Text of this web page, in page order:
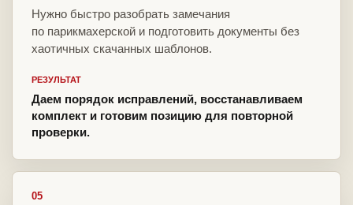
Нужно быстро разобрать замечания
по парикмахерской и подготовить документы без
хаотичных скачанных шаблонов.
РЕЗУЛЬТАТ
Даем порядок исправлений, восстанавливаем
комплект и готовим позицию для повторной
проверки.
05